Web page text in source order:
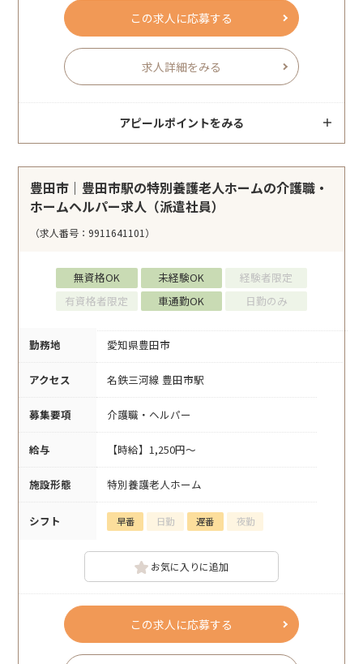
この求人に応募する
求人詳細をみる
アピールポイントをみる
豊田市｜豊田市駅の特別養護老人ホームの介護職・
ホームヘルパー求人（派遣社員）
（求人番号：9911641101）
無資格OK 未経験OK
経験者限定
有資格者限定
車通勤OK 日勤のみ
勤務地 愛知県豊田市
アクセス 名鉄三河線 豊田市駅
募集要項 介護職・ヘルパー
給与 【時給】1,250円～
施設形態 特別養護老人ホーム
シフト 早番 日勤 遅番 夜勤
お気に入りに追加
この求人に応募する